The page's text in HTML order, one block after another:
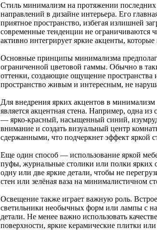
Стиль минимализм на протяжении
направлений в дизайне интерьера. Его
приятное пространство, избегая излишней
современные тенденции не ограничиваются
активно интегрирует яркие акценты,
Основные принципы минимализма
ограниченной цветовой гаммы. Обычно в
оттенки, создающие ощущение пространства
пространство живым и интересным, не
Для внедрения ярких акцентов в
является акцентная стена. Например, одна
— ярко-красный, насыщенный синий,
внимание и создать визуальный центр
сдержанными, что подчеркнет эффект яркой
Еще один способ — использование яркой
пуфы, журнальные столики или полки ярких
одну или две яркие детали, чтобы не
стен или зелёная ваза на минималистичном
Освещение также играет важную роль.
светильники необычных форм или лампы с
детали. Не менее важно использовать
поверхности, яркие керамические плитки